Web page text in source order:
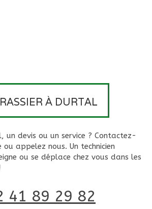
À DURTAL
un devis ou un service ? Contactez-
appelez nous. Un technicien
ou se déplace chez vous dans les
41 89 29 82